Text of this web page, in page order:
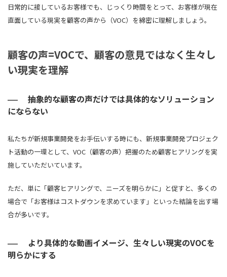
日常的に接しているお客様でも、じっくり時間をとって、お客様が現在
直面している現実を顧客の声から（VOC）を綿密に理解しましょう。
顧客の声=VOCで、顧客の意見ではなく生々し
い現実を理解
抽象的な顧客の声だけでは具体的なソリューション
にならない
私たちが新規事業開発をお手伝いする時にも、新規事業開発プロジェク
ト活動の一環として、VOC（顧客の声）把握のため顧客ヒアリングを実
施していただいています。
ただ、単に「顧客ヒアリングで、ニーズを明らかに」と促すと、多くの
場合で「お客様はコストダウンを求めています」といった結論を出す場
合が多いです。
より具体的な動画イメージ、生々しい現実のVOCを
明らかにする